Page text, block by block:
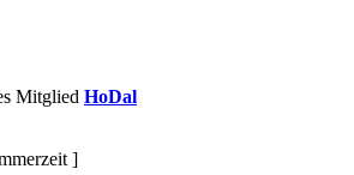
Mitglied HoDal
]